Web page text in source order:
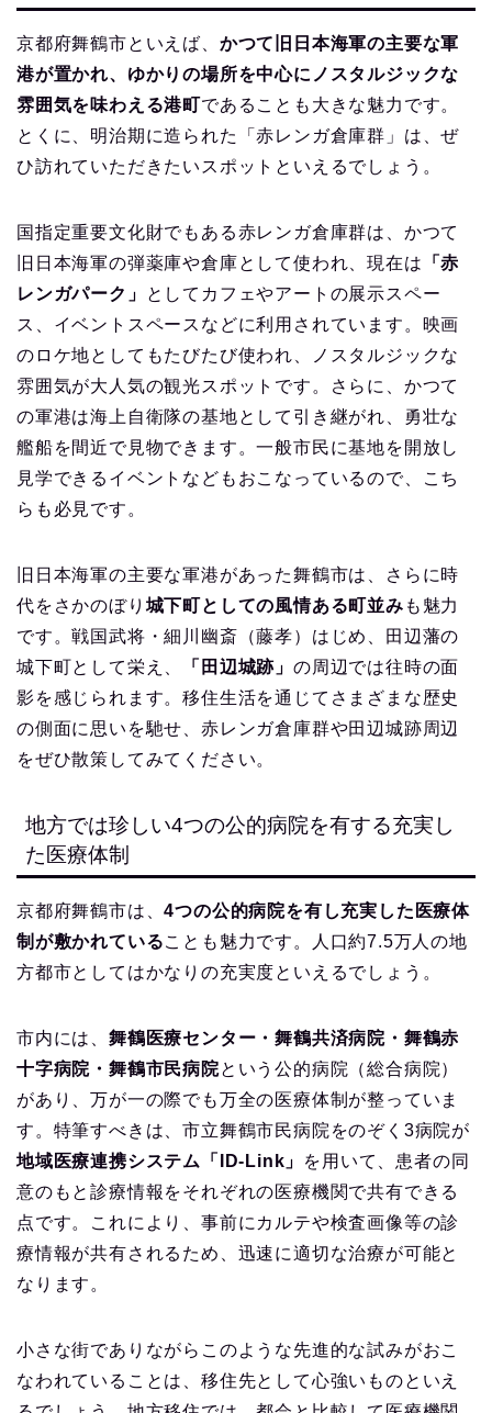
京都府舞鶴市といえば、 かつて旧日本海軍の主要な軍
港が置かれ、ゆかりの場所を中心にノスタルジックな
雰囲気を味わえる港町であることも大きな魅力です。
とくに、明治期に造られた「赤レンガ倉庫群」は、ぜ
ひ訪れていただきたいスポットといえるでしょう。
国指定重要文化財でもある赤レンガ倉庫群は、かつて
旧日本海軍の弾薬庫や倉庫として使われ、現在は 「赤
レンガパーク」
としてカフェやアートの展示スペー
ス、イベントスペースなどに利用されています。映画
のロケ地としてもたびたび使われ、ノスタルジックな
雰囲気が大人気の観光スポットです。さらに、かつて
の軍港は海上自衛隊の基地として引き継がれ、勇壮な
艦船を間近で見物できます。一般市民に基地を開放し
見学できるイベントなどもおこなっているので、こち
らも必見です。
旧日本海軍の主要な軍港があった舞鶴市は、さらに時
代をさかのぼり 城下町としての風情ある町並み も魅力
です。戦国武将・細川幽斎（藤孝）はじめ、田辺藩の
城下町として栄え、
「田辺城跡」の周辺では往時の面
影を感じられます。移住生活を通じてさまざまな歴史
の側面に思いを馳せ、赤レンガ倉庫群や田辺城跡周辺
をぜひ散策してみてください。
地方では珍しい4つの公的病院を有する充実し
た医療体制
京都府舞鶴市は、4つの公的病院を有し充実した医療体
制が敷かれていることも魅力です。人口約7.5万人の地
方都市としてはかなりの充実度といえるでしょう。
市内には、 舞鶴医療センター・舞鶴共済病院・舞鶴赤
十字病院・舞鶴市民病院という公的病院（総合病院）
があり、万が一の際でも万全の医療体制が整っていま
す。特筆すべきは、市立舞鶴市民病院をのぞく3病院が
地域医療連携システム「ID-Link」
を用いて、患者の同
意のもと診療情報をそれぞれの医療機関で共有できる
点です。これにより、事前にカルテや検査画像等の診
療情報が共有されるため、迅速に適切な治療が可能と
なります。
小さな街でありながらこのような先進的な試みがおこ
なわれていることは、移住先として心強いものといえ